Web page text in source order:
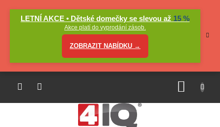
LETNÍ AKCE • Dětské domečky se slevou až 15 %
Akce platí do vyprodání zásob.
ZOBRAZIT NABÍDKU →